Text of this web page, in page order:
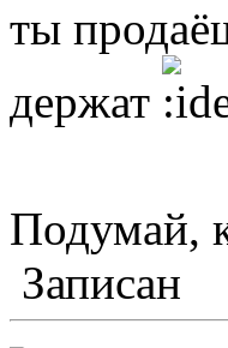
ты
держат
Подумай,
Записан